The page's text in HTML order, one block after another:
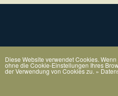
Diese Website verwendet Cookies.
ohne die Cookie-Einstellungen Ihres
der Verwendung von Cookies zu. »